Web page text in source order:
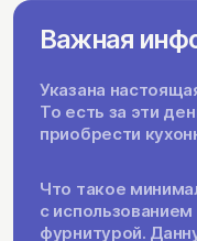
Важная
Указана
То есть за эти
приобрести
Что такое
с
фурнитурой.